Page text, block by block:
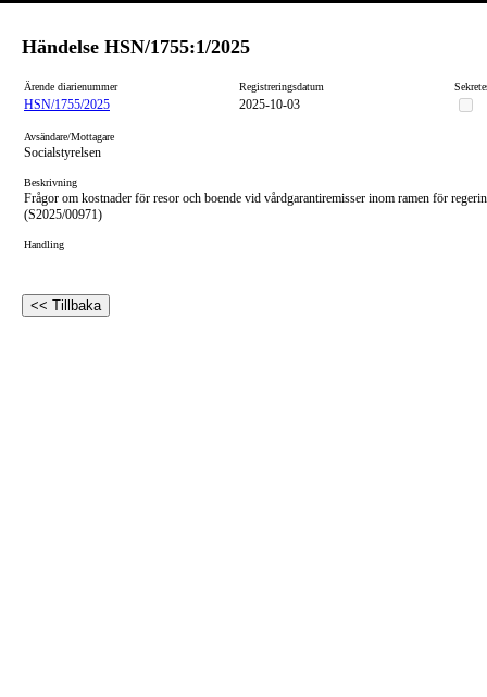
Händelse HSN/1755:1/2025
Ärende diarienummer Registreringsdatum
HSN/1755/2025 2025-10-03
Avsändare/Mottagare
Socialstyrelsen
Beskrivning
Frågor om kostnader för resor och boende vid vårdgarantiremisser inom ramen för
(S2025/00971)
Handling